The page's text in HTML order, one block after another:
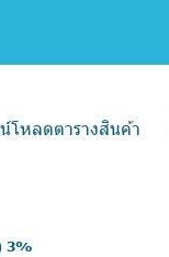
โหลดตารางสินค้า
3%